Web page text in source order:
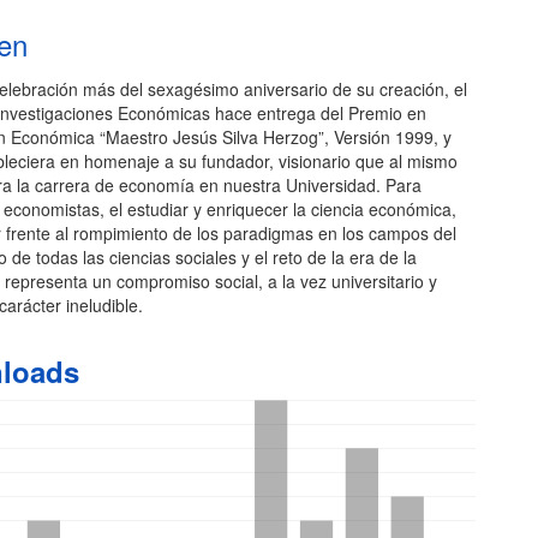
más del sexagésimo aniversario de su creación, el
Económicas hace entrega del Premio en
Económica “Maestro Jesús Silva Herzog”, Versión 1999, y
en homenaje a su fundador, visionario que al mismo
la carrera de economía en nuestra Universidad. Para
el estudiar y enriquecer la ciencia económica,
al rompimiento de los paradigmas en los campos del
de todas las ciencias sociales y el reto de la era de la
un compromiso social, a la vez universitario y
ineludible.